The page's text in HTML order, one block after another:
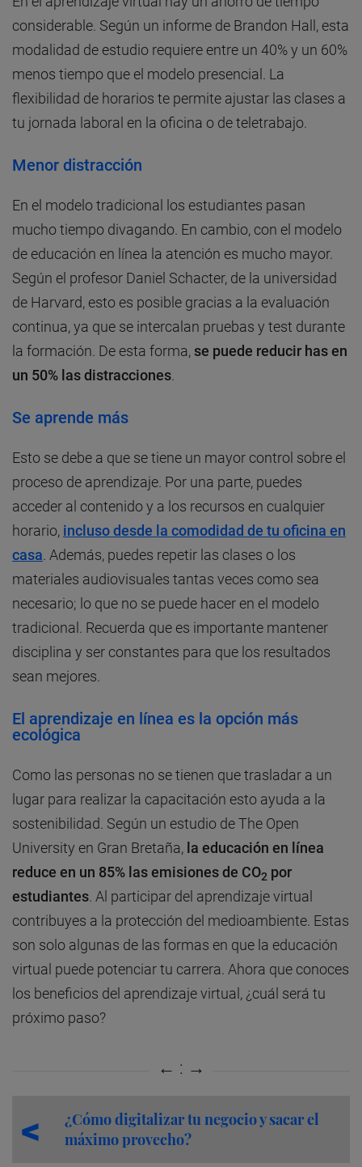
considerable. Según un informe de Brandon Hall, esta
modalidad de estudio requiere entre un 40% y un 60%
menos tiempo que el modelo presencial. La
flexibilidad de horarios te permite ajustar las clases a
tu jornada laboral en la oficina o de teletrabajo.
Menor distracción
En el modelo tradicional los estudiantes pasan
mucho tiempo divagando. En cambio, con el modelo
de educación en línea la atención es mucho mayor.
Según el profesor Daniel Schacter, de la universidad
de Harvard, esto es posible gracias a la evaluación
continua, ya que se intercalan pruebas y test durante
la formación. De esta forma,se puede reducir has en
un 50% las distracciones.
Se aprende más
Esto se debe a que se tiene un mayor control sobre el
proceso de aprendizaje. Por una parte, puedes
acceder al contenido y a los recursos en cualquier
horario, incluso desde la comodidad de tu oficina en
casa. Además, puedes repetir las clases o los
materiales audiovisuales tantas veces como sea
necesario; lo que no se puede hacer en el modelo
tradicional. Recuerda que es importante mantener
disciplina y ser constantes para que los resultados
sean mejores.
El aprendizaje en línea es la opción más
ecológica
Como las personas no se tienen que trasladar a un
lugar para realizar la capacitación esto ayuda a la
sostenibilidad. Según un estudio de The Open
University en Gran Bretaña, la educación en línea
reduce en un 85% las emisiones de CO2 por
estudiantes. Al participar del aprendizaje virtual
contribuyes a la protección del medioambiente. Estas
son solo algunas de las formas en que la educación
virtual puede potenciar tu carrera. Ahora que conoces
los beneficios del aprendizaje virtual, ¿cuál será tu
próximo paso?
¿Cómo digitalizar tu negocio y sacar el
máximo provecho?